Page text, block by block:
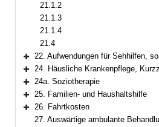
21.1.2
21.1.3
21.1.4
21.4
Bereich erweitern
22. Aufwendungen für Sehhilfen, sonstige
Bereich erweitern
24. Häusliche Krankenpflege,
Bereich erweitern
24a. Soziotherapie
Bereich erweitern
25. Familien- und Haushaltshilfe
Bereich erweitern
26. Fahrtkosten
27. Auswärtige ambulante